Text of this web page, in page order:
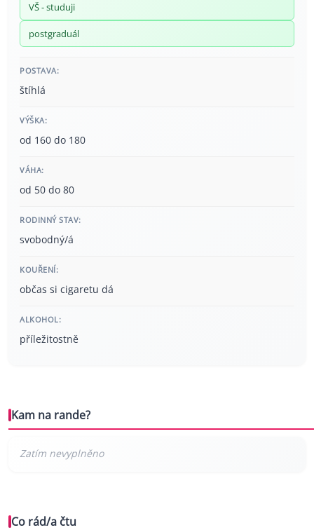
VŠ - studuji
postgraduál
POSTAVA:
štíhlá
VÝŠKA:
od 160 do 180
VÁHA:
od 50 do 80
RODINNÝ STAV:
svobodný/á
KOUŘENÍ:
občas si cigaretu dá
ALKOHOL:
příležitostně
Kam na rande?
Co rád/a čtu